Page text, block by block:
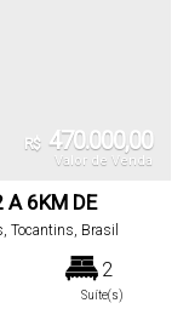
R$ 470.000,00
Valor de Venda
A 6KM DE
, Tocantins, Brasil
2
Suíte(s)